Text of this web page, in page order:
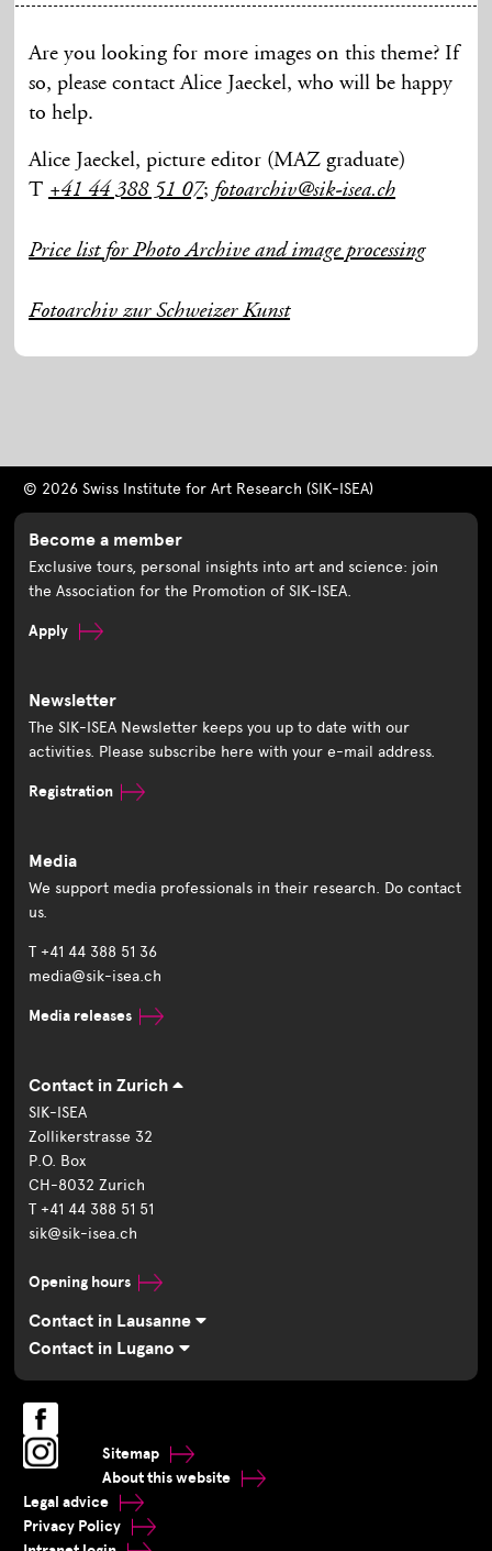
Are you looking for more images on this theme? If
so, please contact Alice Jaeckel, who will be happy
to help.
Alice Jaeckel, picture editor (MAZ graduate)
T +41 44 388 51 07; fotoarchiv@sik-isea.ch
Price list for Photo Archive and image processing
Fotoarchiv zur Schweizer Kunst
© 2026 Swiss Institute for Art Research (SIK-ISEA)
Become a member
Exclusive tours, personal insights into art and science: join
the Association for the Promotion of SIK-ISEA.
Apply
Newsletter
The SIK-ISEA Newsletter keeps you up to date with our
activities. Please subscribe here with your e-mail address.
Registration
Media
We support media professionals in their research. Do contact
us.
T +41 44 388 51 36
media@sik-isea.ch
Media releases
Contact in Zurich
SIK-ISEA
Zollikerstrasse 32
P.O. Box
CH-8032 Zurich
T +41 44 388 51 51
sik@sik-isea.ch
Opening hours
Contact in Lausanne
Contact in Lugano
Sitemap
About this website
Legal advice
Privacy Policy